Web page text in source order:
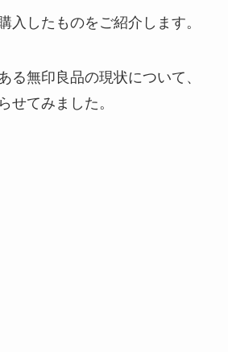
入したものをご紹介します。
る無印良品の現状について、
せてみました。